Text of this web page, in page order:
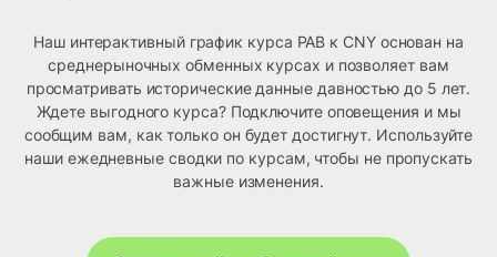
Наш интерактивный график курса PAB к CNY основан на
среднерыночных обменных курсах и позволяет вам
просматривать исторические данные давностью до 5 лет.
Ждете выгодного курса? Подключите оповещения и мы
сообщим вам, как только он будет достигнут. Используйте
наши ежедневные сводки по курсам, чтобы не пропускать
важные изменения.